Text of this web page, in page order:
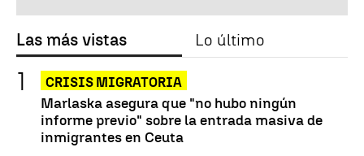
Las más vistas Lo último
CRISIS MIGRATORIA
Marlaska asegura que "no hubo ningún
informe previo" sobre la entrada masiva de
inmigrantes en Ceuta